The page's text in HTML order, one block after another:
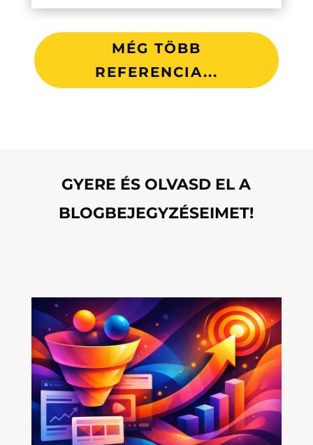
MÉG TÖBB
REFERENCIA...
GYERE ÉS OLVASD EL A
BLOGBEJEGYZÉSEIMET!